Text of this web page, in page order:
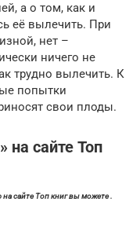
а о том, как и
её вылечить. При
нет –
ничего не
трудно вылечить. К
попытки
свои плоды.
на сайте Топ
на сайте Топ книг вы можете .